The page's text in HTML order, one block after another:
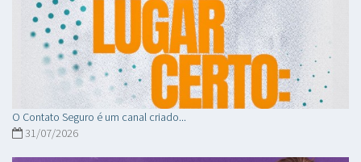
O Contato Seguro é um canal criado...
31/07/2026